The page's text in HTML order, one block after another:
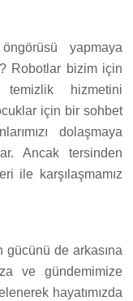
yapmaya
Robotlar bizim için
temizlik hizmetini
için bir sohbet
dolaşmaya
Ancak tersinden
ile karşılaşmamız
gücünü de arkasına
ve gündemimize
hayatımızda